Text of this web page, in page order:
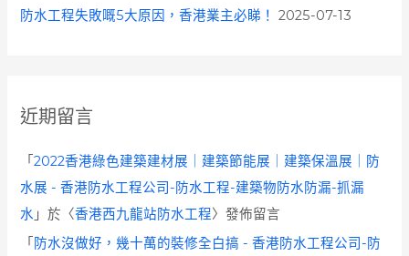
防水工程失敗嘅5大原因，香港業主必睇！
2025-07-13
近期留言
「2022香港綠色建築建材展｜建築節能展｜建築保溫展｜防
水展 - 香港防水工程公司-防水工程-建築物防水防漏-抓漏
水 」於〈香港西九龍站防水工程〉發佈留言
「 防水沒做好，幾十萬的裝修全白搞 - 香港防水工程公司-防